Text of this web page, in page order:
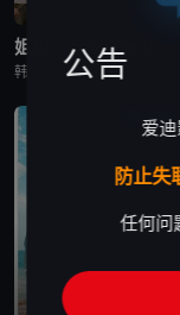
更新至第9集
真人秀
公告
爱
防止失
任何问